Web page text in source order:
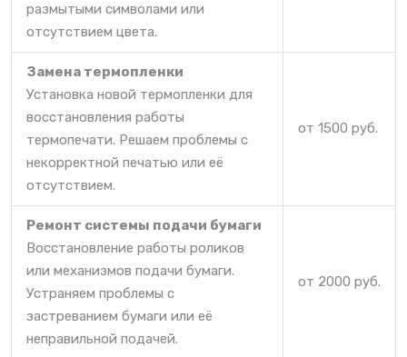
размытыми символами или
отсутствием цвета.
Замена термопленки
Установка новой термопленки для
восстановления работы
термопечати. Решаем проблемы с
некорректной печатью или её
отсутствием.
от 1500 руб.
Ремонт системы подачи бумаги
Восстановление работы роликов
или механизмов подачи бумаги.
Устраняем проблемы с
застреванием бумаги или её
неправильной подачей.
от 2000 руб.